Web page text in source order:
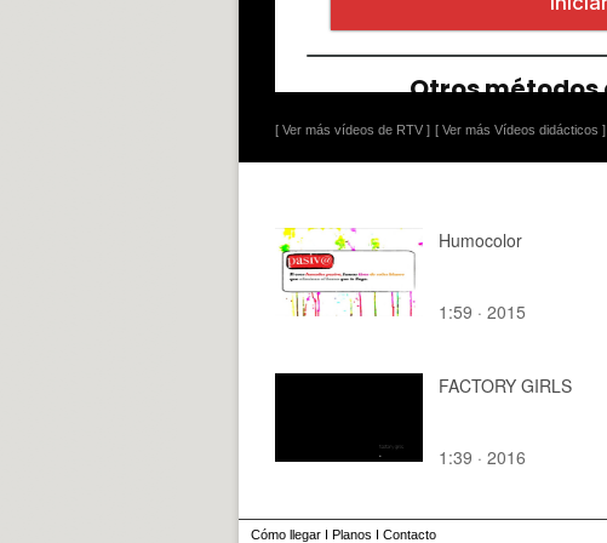
[ Ver más vídeos de RTV ] [ Ver más Vídeos didácticos ]
Humocolor
1:59 · 2015
FACTORY GIRLS
1:39 · 2016
Cómo llegar I Planos I Contacto